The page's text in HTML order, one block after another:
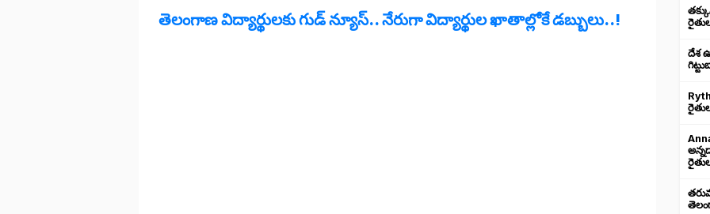
తెలంగాణ విద్యార్థులకు గుడ్ న్యూస్.. నేరుగా విద్యార్థుల ఖాతాల్లోకే డబ్బులు..!
దేశ